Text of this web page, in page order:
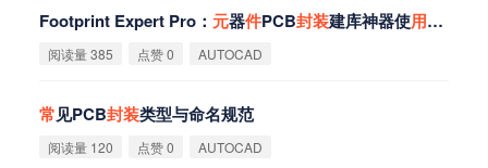
Footprint Expert Pro： 元器件PCB封装建库神器使用教程
阅读量 385 点赞 0 AUTOCAD
常见PCB封装类型与命名规范
阅读量 120 点赞 0 AUTOCAD